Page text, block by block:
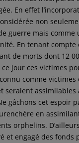
En effet
non
guerre mais comme
En tenant
de morts dont 12
ce jour ces victimes
comme victimes
seraient assimilables
gâchons cet espoir
en
orphelins.
et engagé des fonds